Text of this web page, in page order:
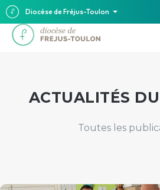
Diocèse de Fréjus-Toulon
ACTUALITÉS
Toutes les